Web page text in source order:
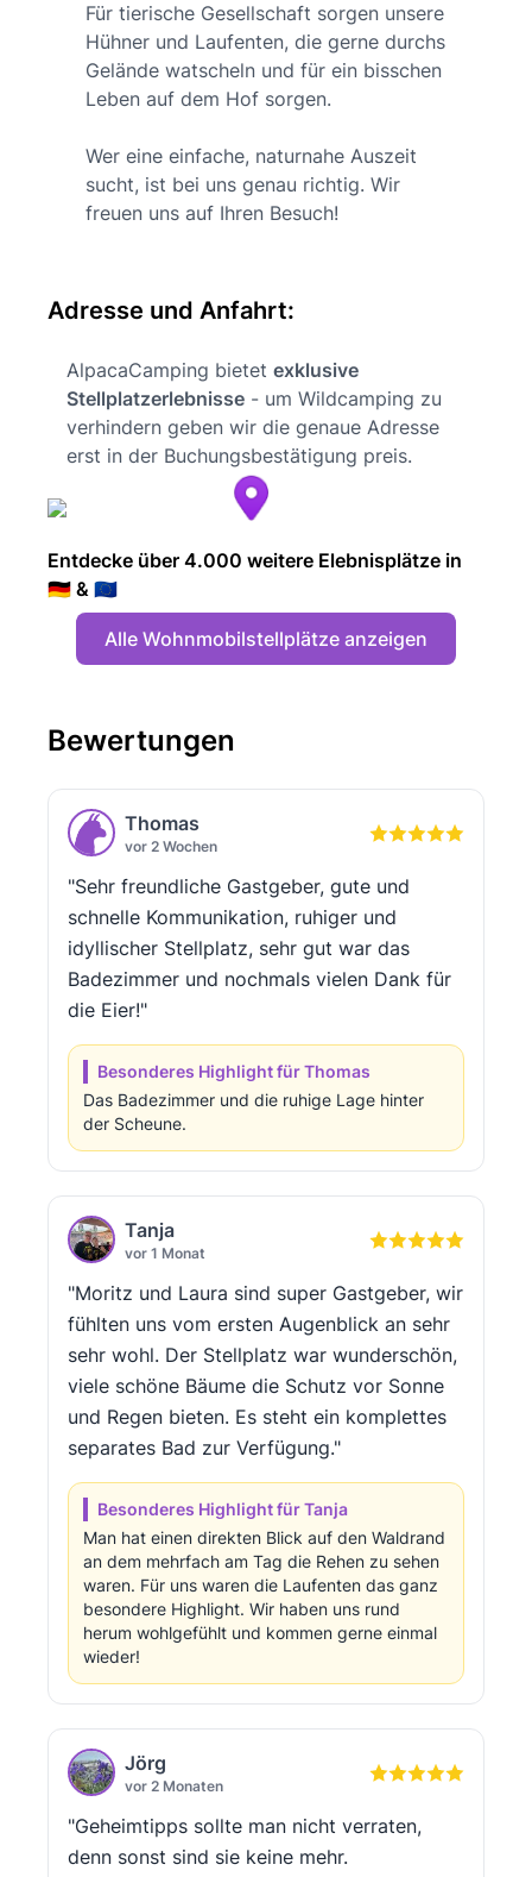
Für tierische Gesellschaft sorgen unsere
Hühner und Laufenten, die gerne durchs
Gelände watscheln und für ein bisschen
Leben auf dem Hof sorgen.
Wer eine einfache, naturnahe Auszeit
sucht, ist bei uns genau richtig. Wir
freuen uns auf Ihren Besuch!
Adresse und Anfahrt:
AlpacaCamping bietet exklusive
Stellplatzerlebnisse - um Wildcamping zu
verhindern geben wir die genaue Adresse
erst in der Buchungsbestätigung preis.
Entdecke über 4.000 weitere Elebnisplätze in
🇩🇪 & 🇪🇺
Alle Wohnmobilstellplätze anzeigen
Bewertungen
Thomas
vor 2 Wochen
"Sehr freundliche Gastgeber, gute und
schnelle Kommunikation, ruhiger und
idyllischer Stellplatz, sehr gut war das
Badezimmer und nochmals vielen Dank für
die Eier!"
Besonderes Highlight für Thomas
Das Badezimmer und die ruhige Lage hinter
der Scheune.
Tanja
vor 1 Monat
"Moritz und Laura sind super Gastgeber, wir
fühlten uns vom ersten Augenblick an sehr
sehr wohl. Der Stellplatz war wunderschön,
viele schöne Bäume die Schutz vor Sonne
und Regen bieten. Es steht ein komplettes
separates Bad zur Verfügung."
Besonderes Highlight für Tanja
Man hat einen direkten Blick auf den Waldrand
an dem mehrfach am Tag die Rehen zu sehen
waren. Für uns waren die Laufenten das ganz
besondere Highlight. Wir haben uns rund
herum wohlgefühlt und kommen gerne einmal
wieder!
Jörg
vor 2 Monaten
"Geheimtipps sollte man nicht verraten,
denn sonst sind sie keine mehr.